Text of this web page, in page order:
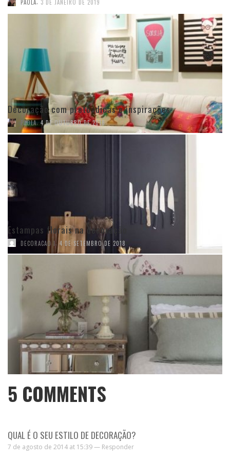
PAOLA 3 DE JANEIRO DE 2019
Decoração com preto: dicas e inspirações
PAOLA, 4 DE OUTUBRO DE 2018
Estampas florais na decoração
DECORACAO I 4 DE SETEMBRO DE 2018
5 COMMENTS
QUAL É O SEU ESTILO DE DECORAÇÃO?
7 de agosto de 2014 at 15:39 — Responder